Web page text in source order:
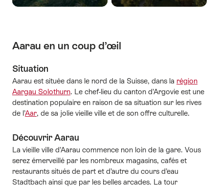
Aarau en un coup d’œil
Situation
Aarau est située dans le nord de la Suisse, dans la région
Aargau Solothurn. Le chef-lieu du canton d’Argovie est une
destination populaire en raison de sa situation sur les rives
de l’Aar, de sa jolie vieille ville et de son offre culturelle.
Découvrir Aarau
La vieille ville d’Aarau commence non loin de la gare. Vous
serez émerveillé par les nombreux magasins, cafés et
restaurants situés de part et d’autre du cours d’eau
Stadtbach ainsi que par les belles arcades. La tour